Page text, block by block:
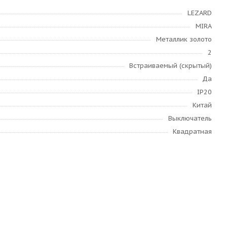
LEZARD
MIRA
Металлик золото
2
Встраиваемый (скрытый)
Да
IP20
Китай
Выключатель
Квадратная